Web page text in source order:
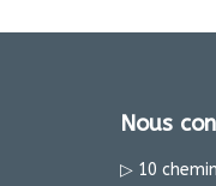
Nous
▷ 10